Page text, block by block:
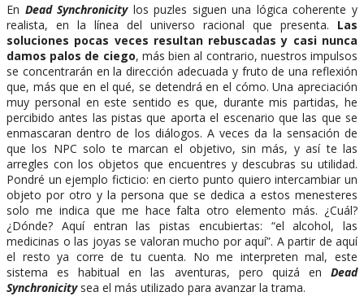
En Dead Synchronicitylos puzles siguen una lógica coherente y
realista, en la línea del universo racional que presenta. Las
soluciones pocas veces resultan rebuscadas y casi nunca
damos palos de ciego, más bien al contrario, nuestros impulsos
se concentrarán en la dirección adecuada y fruto de una reflexión
que, más que en el qué, se detendrá en el cómo. Una apreciación
muy personal en este sentido es que, durante mis partidas, he
percibido antes las pistas que aporta el escenario que las que se
enmascaran dentro de los diálogos. A veces da la sensación de
que los NPC solo te marcan el objetivo, sin más, y así te las
arregles con los objetos que encuentres y descubras su utilidad.
Pondré un ejemplo ficticio: en cierto punto quiero intercambiar un
objeto por otro y la persona que se dedica a estos menesteres
solo me indica que me hace falta otro elemento más. ¿Cuál?
¿Dónde? Aquí entran las pistas encubiertas: “el alcohol, las
medicinas o las joyas se valoran mucho por aquí”. A partir de aquí
el resto ya corre de tu cuenta. No me interpreten mal, este
sistema es habitual en las aventuras, pero quizá en Dead
Synchronicitysea el más utilizado para avanzar la trama.